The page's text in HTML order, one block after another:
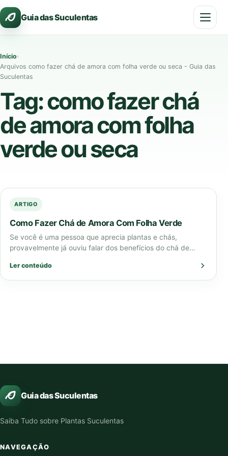
Pular
para
o
Guia das Suculentas
Início›
Arquivos como fazer chá de amora com folha verde ou seca - Guia das
Suculentas
Tag:como fazer chá
de amora com folha
verde ou seca
ARTIGO
Como Fazer Chá de Amora Com Folha Verde
Se você é uma pessoa que aprecia plantas e chás,
provavelmente já ouviu falar dos benefícios do chá de
Ler conteúdo
Guia das Suculentas
Saiba Tudo sobre Plantas Suculentas
NAVEGAÇÃO